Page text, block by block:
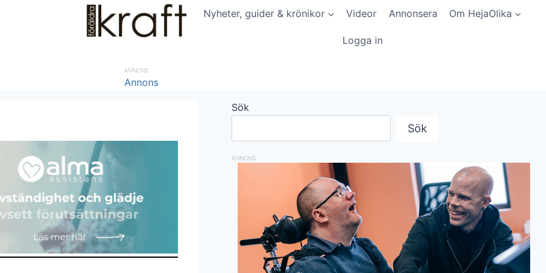
Nyheter, guider & krönikor Videor Annonsera Om HejaOlika
Logga in
ANNONS
Sök
Sök
ANNONS